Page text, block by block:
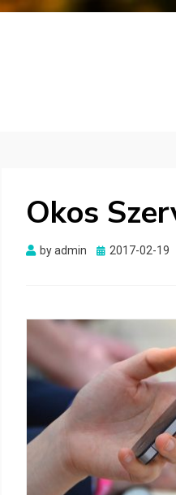
Okos
byadmin
Posted
2017-02-19